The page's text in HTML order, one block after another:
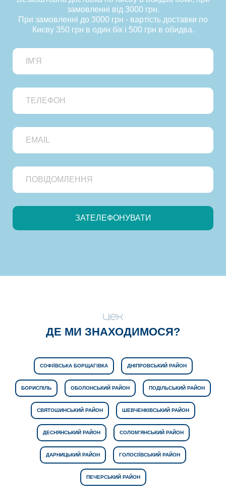
замовленні від 3000 грн.
При замовленні до 3000 грн - вартість доставки по
Києву 350 грн в один бік і 500 грн в обидва.
ДЕ МИ ЗНАХОДИМОСЯ?
СОФІЇВСЬКА БОРЩАГІВКА ДНІПРОВСЬКИЙ РАЙОН
БОРИСПІЛЬ ОБОЛОНСЬКИЙ РАЙОН ПОДІЛЬСЬКИЙ РАЙОН
СВЯТОШИНСЬКИЙ РАЙОН ШЕВЧЕНКІВСЬКИЙ РАЙОН
ДЕСНЯНСЬКИЙ РАЙОН СОЛОМ’ЯНСЬКИЙ РАЙОН
ДАРНИЦЬКИЙ РАЙОН ГОЛОСІЇВСЬКИЙ РАЙОН
ПЕЧЕРСЬКИЙ РАЙОН